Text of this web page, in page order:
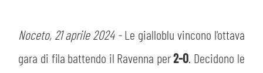
TRASFERTE
ORGANIGRAMMA
Noceto, 21 aprile 2024 -Le gialloblu vincono l'ottava
gara di fila battendo il Ravenna per2-0 . Decidono le